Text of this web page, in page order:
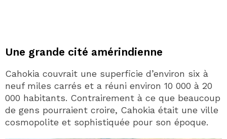
Une grande cité amérindienne
Cahokia couvrait une superficie d’environ six à
neuf miles carrés et a réuni environ 10 000 à 20
000 habitants. Contrairement à ce que beaucoup
de gens pourraient croire, Cahokia était une ville
cosmopolite et sophistiquée pour son époque.